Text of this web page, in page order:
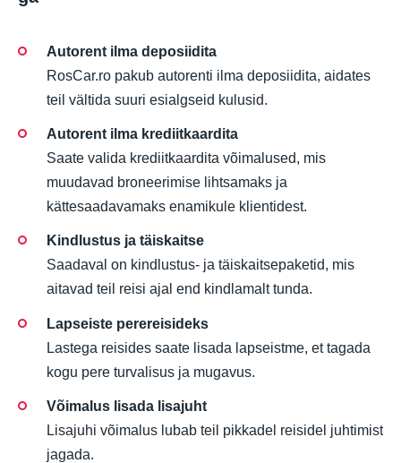
Autorent ilma deposiidita
RosCar.ro pakub autorenti ilma deposiidita, aidates
teil vältida suuri esialgseid kulusid.
Autorent ilma krediitkaardita
Saate valida krediitkaardita võimalused, mis
muudavad broneerimise lihtsamaks ja
kättesaadavamaks enamikule klientidest.
Kindlustus ja täiskaitse
Saadaval on kindlustus- ja täiskaitsepaketid, mis
aitavad teil reisi ajal end kindlamalt tunda.
Lapseiste perereisideks
Lastega reisides saate lisada lapseistme, et tagada
kogu pere turvalisus ja mugavus.
Võimalus lisada lisajuht
Lisajuhi võimalus lubab teil pikkadel reisidel juhtimist
jagada.